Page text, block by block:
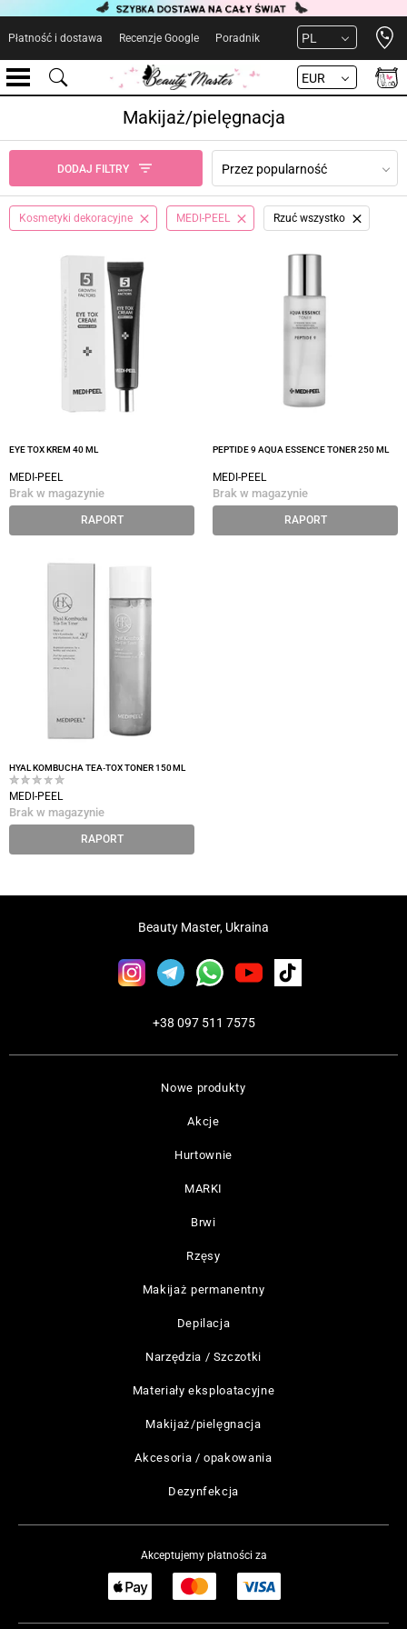
Płatność i dostawa Recenzje Google Poradnik PL
EUR
Makijaż/pielęgnacja
DODAJ FILTRY Przez popularność
Kosmetyki dekoracyjne MEDI-PEEL Rzuć wszystko
EYE TOX KREM 40 ML
MEDI-PEEL
Brak w magazynie
RAPORT
PEPTIDE 9 AQUA ESSENCE TONER 250 ML
MEDI-PEEL
Brak w magazynie
RAPORT
HYAL KOMBUCHA TEA‑TOX TONER 150 ML
MEDI-PEEL
Brak w magazynie
RAPORT
Nowe produkty
Akcje
Hurtownie
MARKI
Brwi
Rzęsy
Makijaż permanentny
Depilacja
Narzędzia / Szczotki
Materiały eksploatacyjne
Makijaż/pielęgnacja
Akcesoria / opakowania
Dezynfekcja
Beauty Master, Ukraina
+38 097 511 7575
Akceptujemy płatności za